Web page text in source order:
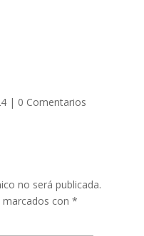
| 0 Comentarios
no será publicada.
con *